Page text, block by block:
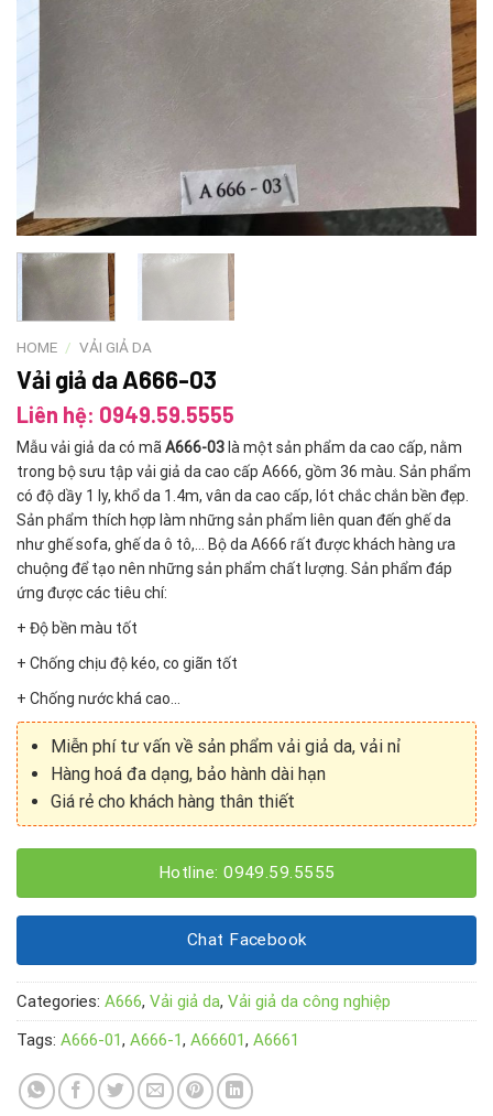
HOME / VẢI GIẢ DA
Vải giả da A666-03
Liên hệ: 0949.59.5555
Mẫu vải giả da có mã A666-03 là một sản phẩm da cao cấp, nằm
trong bộ sưu tập vải giả da cao cấp A666, gồm 36 màu. Sản phẩm
có độ dầy 1 ly, khổ da 1.4m, vân da cao cấp, lót chắc chắn bền đẹp.
Sản phẩm thích hợp làm những sản phẩm liên quan đến ghế da
như ghế sofa, ghế da ô tô,… Bộ da A666 rất được khách hàng ưa
chuộng để tạo nên những sản phẩm chất lượng. Sản phẩm đáp
ứng được các tiêu chí:
+ Độ bền màu tốt
+ Chống chịu độ kéo, co giãn tốt
+ Chống nước khá cao…
Miễn phí tư vấn về sản phẩm vải giả da, vải nỉ
Hàng hoá đa dạng, bảo hành dài hạn
Giá rẻ cho khách hàng thân thiết
Hotline: 0949.59.5555
Chat Facebook
Categories: A666, Vải giả da, Vải giả da công nghiệp
Tags: A666-01, A666-1, A66601, A6661